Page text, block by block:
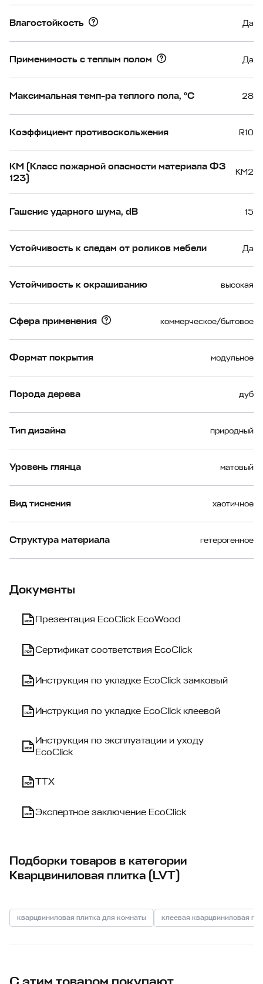
Влагостойкость Да
Применимость с теплым полом Да
Максимальная темп-ра теплого пола, °С 28
Коэффициент противоскольжения R10
КМ (Класс пожарной опасности материала ФЗ
123)
КМ2
Гашение ударного шума, dB 15
Устойчивость к следам от роликов мебели Да
Устойчивость к окрашиванию высокая
Сфера применения коммерческое/бытовое
Формат покрытия модульное
Порода дерева дуб
Тип дизайна природный
Уровень глянца матовый
Вид тиснения хаотичное
Структура материала гетерогенное
Документы
Презентация EcoClick EcoWood
Сертификат соответствия EcoClick
Инструкция по укладке EcoClick замковый
Инструкция по укладке EcoClick клеевой
Инструкция по эксплуатации и уходу
EcoClick
ТТХ
Экспертное заключение EcoClick
Подборки товаров в категории
Кварцвиниловая плитка (LVT)
кварцвиниловая плитка для комнаты клеевая кварцвиниловая